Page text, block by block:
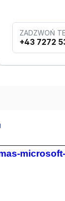
ZADZWOŃ
+43 7272